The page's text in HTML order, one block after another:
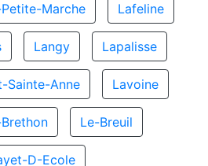
Marche Lafeline
Langy Lapalisse
Sainte-Anne Lavoine
Le-Breuil
D-Ecole